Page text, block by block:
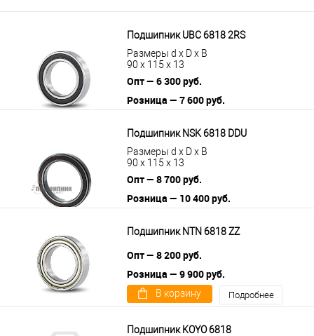
Подшипник UBC 6818 2RS
Размеры d x D x B
90 x 115 x 13
Опт — 6 300 руб.
Розница — 7 600 руб.
Подшипник NSK 6818 DDU
Размеры d x D x B
90 x 115 x 13
Опт — 8 700 руб.
Розница — 10 400 руб.
Подшипник NTN 6818 ZZ
Опт — 8 200 руб.
Розница — 9 900 руб.
В корзину Подробнее
Подшипник KOYO 6818